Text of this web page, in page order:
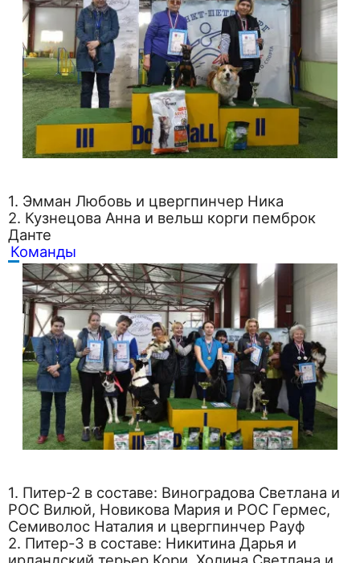
1. Эмман Любовь и цвергпинчер Ника
2. Кузнецова Анна и вельш корги пемброк
Данте
Команды
1. Питер-2 в составе: Виноградова Светлана и
РОС Вилюй, Новикова Мария и РОС Гермес,
Семиволос Наталия и цвергпинчер Рауф
2. Питер-3 в составе: Никитина Дарья и